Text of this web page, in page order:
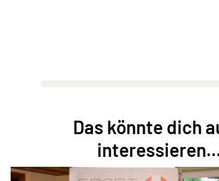
Das könnte dich